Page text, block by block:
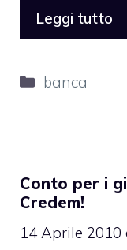
Leggi tutto
Categorie
banca
Conto per i
Credem!
14 Aprile 2010